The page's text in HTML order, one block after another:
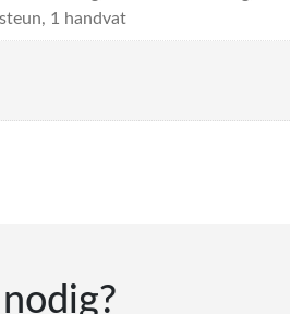
1 handvat